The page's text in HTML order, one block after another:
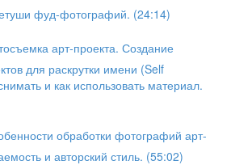
фуд-фотографий. (24:14)
арт-проекта. Создание
для раскрутки имени (Self
и как использовать материал.
обработки фотографий арт-
и авторский стиль. (55:02)